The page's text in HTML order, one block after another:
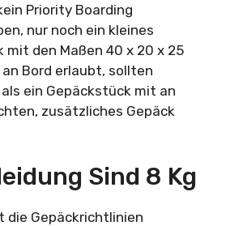
Priority Boarding
nur noch ein kleines
mit den Maßen 40 x 20 x 25
Bord erlaubt, sollten
ein Gepäckstück mit an
zusätzliches Gepäck
Sind 8 Kg
die Gepäckrichtlinien